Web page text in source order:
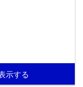
示する